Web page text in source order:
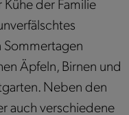
der Familie
Sommertagen
Äpfeln, Birnen und
Neben den
auch verschiedene